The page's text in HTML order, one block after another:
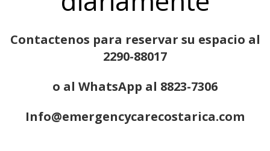
Contactenos para reservar su espacio al
2290-88017
o al WhatsApp al 8823-7306
Info@emergencycarecostarica.com